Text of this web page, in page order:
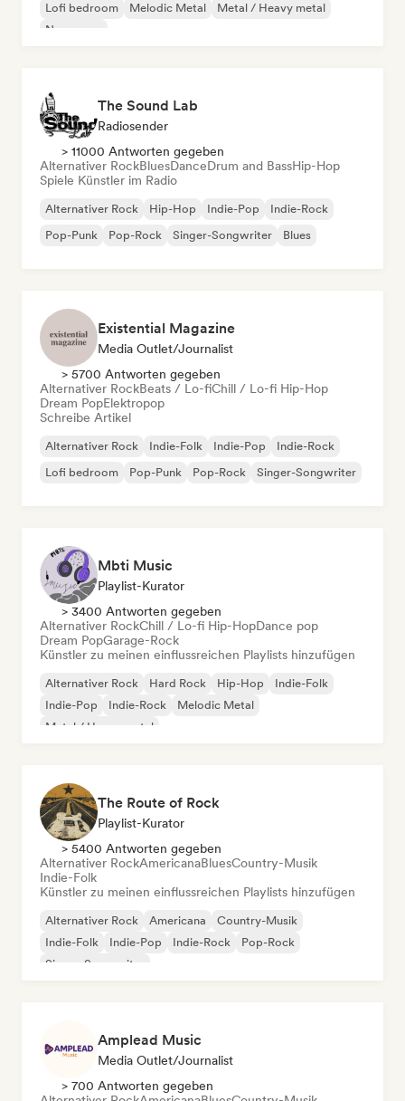
Lofi bedroom
Melodic Metal
Metal / Heavy metal
New wave
The Sound Lab
Radiosender
> 11000 Antworten gegeben
Alternativer RockBluesDanceDrum and BassHip-Hop
Spiele Künstler im Radio
Alternativer Rock Hip-Hop Indie-Pop
Indie-Rock
Pop-Punk
Pop-Rock Singer-Songwriter Blues
Existential Magazine
Media Outlet/Journalist
> 5700 Antworten gegeben
Alternativer RockBeats / Lo-fiChill / Lo-fi Hip-Hop
Dream PopElektropop
Schreibe Artikel
Alternativer Rock Indie-Folk Indie-Pop
Indie-Rock
Lofi bedroom
Pop-Punk Pop-Rock Singer-Songwriter
Mbti Music
Playlist-Kurator
> 3400 Antworten gegeben
Alternativer RockChill / Lo-fi Hip-HopDance pop
Dream PopGarage-Rock
Künstler zu meinen einflussreichen Playlists hinzufügen
Alternativer Rock Hard Rock Hip-Hop
Indie-Folk
Indie-Pop
Indie-Rock
Melodic Metal
Metal / Heavy metal
The Route of Rock
Playlist-Kurator
> 5400 Antworten gegeben
Alternativer RockAmericanaBluesCountry-Musik
Indie-Folk
Künstler zu meinen einflussreichen Playlists hinzufügen
Alternativer Rock Americana
Country-Musik
Indie-Folk
Indie-Pop Indie-Rock
Pop-Rock
Singer-Songwriter
Amplead Music
Media Outlet/Journalist
> 700 Antworten gegeben